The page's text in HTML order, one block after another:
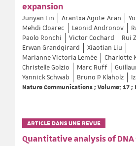
expansion
Junyan Lin Arantxa Agote-Aran
Mehdi Cloarec
Leonid Andronov
Paolo Ronchi
Victor Cochard
Rui
Erwan Grandgirard
Xiaotian Liu
Marianne Victoria Lemée
Charlotte
Christelle Golzio
Marc Ruff
Yannick Schwab
Bruno P Klaholz
Nature Communications ; Volume: 17 ;
ARTICLE DANS UNE REVUE
Quantitative analysis of DNA